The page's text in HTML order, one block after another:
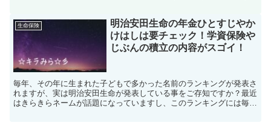
生命保険
明治安田生命の年金ひとすじやか
けはしは要チェック！学資保険や
じぶんの積立の内容がスゴイ！
毎年、その年に生まれた子どもで多かった名前のランキングが発表さ
れますが、実は明治安田生命が発表している事をご存知ですか？最近
はきらきらネームが話題になっていますし、このランキングには毎年